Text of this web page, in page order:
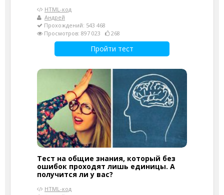
HTML-код
Андрей
Прохождений: 543 468
Просмотров: 897 023
268
Пройти тест
Тест на общие знания, который без
ошибок проходят лишь единицы. А
получится ли у вас?
HTML-код